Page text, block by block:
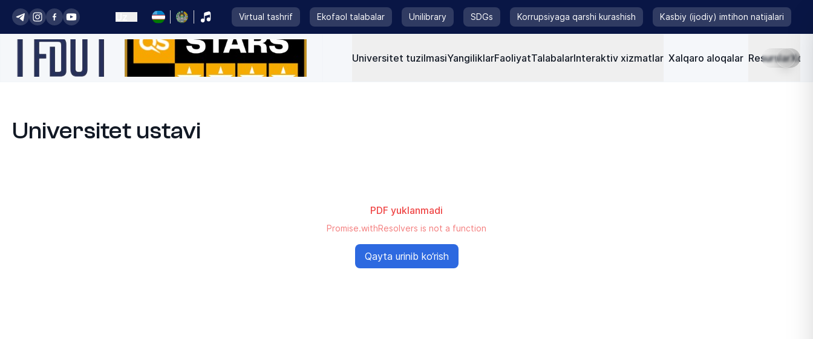
Virtual tashrif Ekofaol talabalar Unilibrary SDGs Korrupsiyaga qarshi kurashish Kasbiy (ijodiy) imtihon natijalari
Universitet tuzilmasiYangiliklarFaoliyatTalabalarInteraktiv xizmatlar Xalqaro aloqalar Resurslar
Universitet ustavi
PDF yuklanmadi
Promise.withResolvers is not a function
Qayta urinib ko‘rish